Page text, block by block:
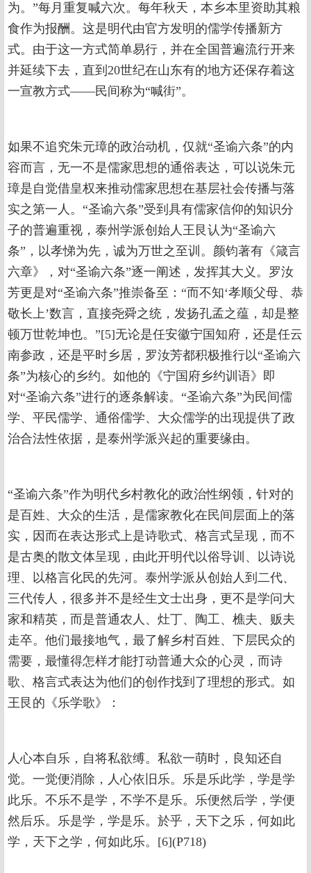
为。”每月重复喊六次。每年秋天，本乡本里资助其粮
食作为报酬。这是明代由官方发明的儒学传播新方
式。由于这一方式简单易行，并在全国普遍流行开来
并延续下去，直到20世纪在山东有的地方还保存着这
一宣教方式——民间称为“喊街”。
如果不追究朱元璋的政治动机，仅就“圣谕六条”的内
容而言，无一不是儒家思想的通俗表达，可以说朱元
璋是自觉借皇权来推动儒家思想在基层社会传播与落
实之第一人。“圣谕六条”受到具有儒家信仰的知识分
子的普遍重视，泰州学派创始人王艮认为“圣谕六
条”，以孝悌为先，诚为万世之至训。颜钧著有《箴言
六章》，对“圣谕六条”逐一阐述，发挥其大义。罗汝
芳更是对“圣谕六条”推崇备至：“而不知‘孝顺父母、恭
敬长上’数言，直接尧舜之统，发扬孔孟之蕴，却是整
顿万世乾坤也。”[5]无论是任安徽宁国知府，还是任云
南参政，还是平时乡居，罗汝芳都积极推行以“圣谕六
条”为核心的乡约。如他的《宁国府乡约训语》即
对“圣谕六条”进行的逐条解读。“圣谕六条”为民间儒
学、平民儒学、通俗儒学、大众儒学的出现提供了政
治合法性依据，是泰州学派兴起的重要缘由。
“圣谕六条”作为明代乡村教化的政治性纲领，针对的
是百姓、大众的生活，是儒家教化在民间层面上的落
实，因而在表达形式上是诗歌式、格言式呈现，而不
是古奥的散文体呈现，由此开明代以俗导训、以诗说
理、以格言化民的先河。泰州学派从创始人到二代、
三代传人，很多并不是经生文士出身，更不是学问大
家和精英，而是普通农人、灶丁、陶工、樵夫、贩夫
走卒。他们最接地气，最了解乡村百姓、下层民众的
需要，最懂得怎样才能打动普通大众的心灵，而诗
歌、格言式表达为他们的创作找到了理想的形式。如
王艮的《乐学歌》：
人心本自乐，自将私欲缚。私欲一萌时，良知还自
觉。一觉便消除，人心依旧乐。乐是乐此学，学是学
此乐。不乐不是学，不学不是乐。乐便然后学，学便
然后乐。乐是学，学是乐。於乎，天下之乐，何如此
学，天下之学，何如此乐。[6](P718)